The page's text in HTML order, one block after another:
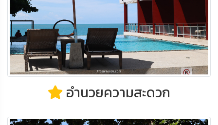
อำนวยความสะดวก